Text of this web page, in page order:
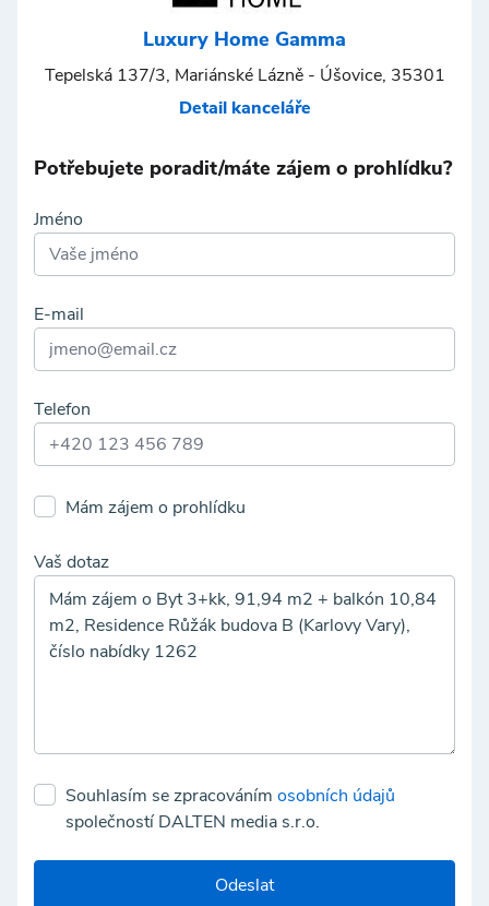
Luxury Home Gamma
Tepelská 137/3, Mariánské Lázně - Úšovice, 35301
Detail kanceláře
Potřebujete poradit/máte zájem o prohlídku?
Jméno
E-mail
Telefon
Mám zájem o prohlídku
Vaš dotaz
Souhlasím se zpracováním osobních údajů
společností DALTEN media s.r.o.
Odeslat